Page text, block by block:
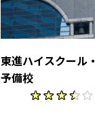
東進ハイスクール
予備校